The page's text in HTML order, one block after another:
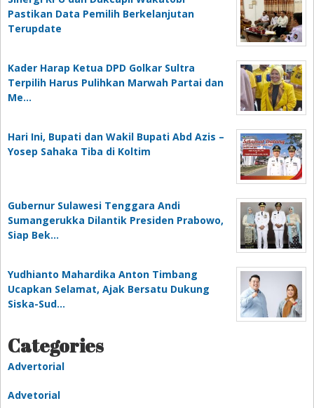
Pastikan Data Pemilih Berkelanjutan
Terupdate
Kader Harap Ketua DPD Golkar Sultra
Terpilih Harus Pulihkan Marwah Partai dan
Me…
Hari Ini, Bupati dan Wakil Bupati Abd Azis –
Yosep Sahaka Tiba di Koltim
Gubernur Sulawesi Tenggara Andi
Sumangerukka Dilantik Presiden Prabowo,
Siap Bek…
Yudhianto Mahardika Anton Timbang
Ucapkan Selamat, Ajak Bersatu Dukung
Siska-Sud…
Categories
Advertorial
Advetorial